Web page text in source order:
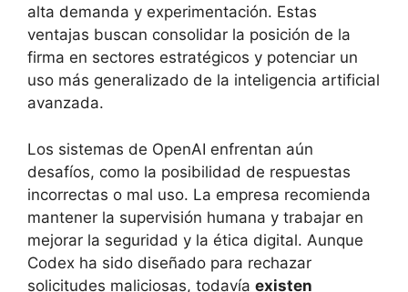
alta demanda y experimentación. Estas
ventajas buscan consolidar la posición de la
firma en sectores estratégicos y potenciar un
uso más generalizado de la inteligencia artificial
avanzada.
Los sistemas de OpenAI enfrentan aún
desafíos, como la posibilidad de respuestas
incorrectas o mal uso. La empresa recomienda
mantener la supervisión humana y trabajar en
mejorar la seguridad y la ética digital. Aunque
Codex ha sido diseñado para rechazar
solicitudes maliciosas, todavía existen